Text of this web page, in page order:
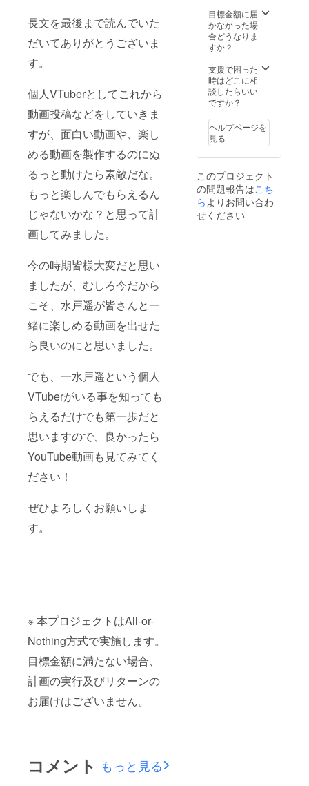
長文を最後まで読んでいた
だいてありがとうございま
す。
個人VTuberとしてこれから
動画投稿などをしていきま
すが、面白い動画や、楽し
める動画を製作するのにぬ
るっと動けたら素敵だな。
もっと楽しんでもらえるん
じゃないかな？と思って計
画してみました。
今の時期皆様大変だと思い
ましたが、むしろ今だから
こそ、水戸遥が皆さんと一
緒に楽しめる動画を出せた
ら良いのにと思いました。
でも、一水戸遥という個人
VTuberがいる事を知っても
らえるだけでも第一歩だと
思いますので、良かったら
YouTube動画も見てみてく
ださい！
ぜひよろしくお願いしま
す。
※ 本プロジェクトはAll-or-
Nothing方式で実施します。
目標金額に満たない場合、
計画の実行及びリターンの
お届けはございません。
コメント もっと見る
目標金額に届
かなかった場
合どうなりま
すか？
支援で困った
時はどこに相
談したらいい
ですか？
ヘルプページを
見る
このプロジェクト
の問題報告はこち
ら よりお問い合わ
せください